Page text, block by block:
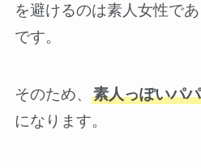
を避けるのは素人女性で
です。
そのため、 素人っぽいパ
になります。